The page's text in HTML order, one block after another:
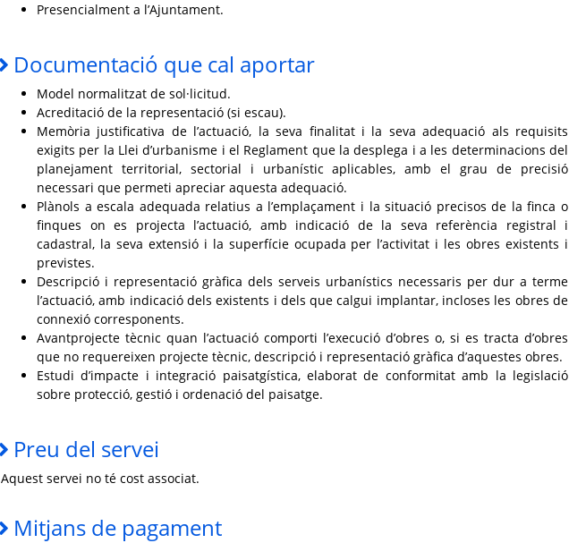
Presencialment a l’Ajuntament.
Documentació que cal aportar
Model normalitzat de sol·licitud.
Acreditació de la representació (si escau).
Memòria justificativa de l’actuació, la seva finalitat i la seva adequació als requisits
exigits per la Llei d’urbanisme i el Reglament que la desplega i a les determinacions del
planejament territorial, sectorial i urbanístic aplicables, amb el grau de precisió
necessari que permeti apreciar aquesta adequació.
Plànols a escala adequada relatius a l’emplaçament i la situació precisos de la finca o
finques on es projecta l’actuació, amb indicació de la seva referència registral i
cadastral, la seva extensió i la superfície ocupada per l’activitat i les obres existents i
previstes.
Descripció i representació gràfica dels serveis urbanístics necessaris per dur a terme
l’actuació, amb indicació dels existents i dels que calgui implantar, incloses les obres de
connexió corresponents.
Avantprojecte tècnic quan l’actuació comporti l’execució d’obres o, si es tracta d’obres
que no requereixen projecte tècnic, descripció i representació gràfica d’aquestes obres.
Estudi d’impacte i integració paisatgística, elaborat de conformitat amb la legislació
sobre protecció, gestió i ordenació del paisatge.
Preu del servei
Aquest servei no té cost associat.
Mitjans de pagament